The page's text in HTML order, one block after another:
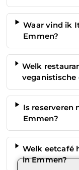
Waar vind ik
Emmen?
Welk
veganistische
Is reserveren
Emmen?
Welk eetcafé
in Emmen?